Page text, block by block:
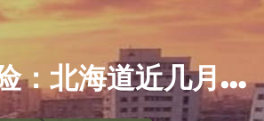
看图识风险：北海道近几月会有更大地震吗